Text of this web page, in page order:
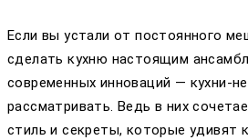
Если вы устали от постоянного
сделать кухню настоящим
современных инноваций — кухни-
рассматривать. Ведь в них
стиль и секреты, которые удивят